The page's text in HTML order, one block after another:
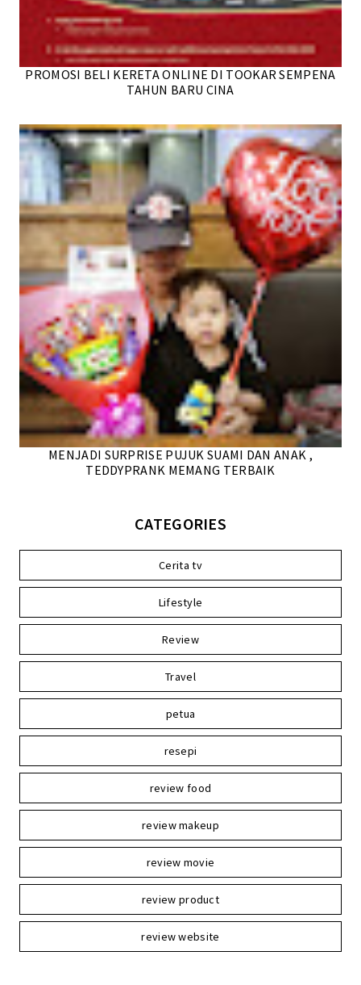
PROMOSI BELI KERETA ONLINE DI TOOKAR SEMPENA
TAHUN BARU CINA
MENJADI SURPRISE PUJUK SUAMI DAN ANAK ,
TEDDYPRANK MEMANG TERBAIK
CATEGORIES
Cerita tv
Lifestyle
Review
Travel
petua
resepi
review food
review makeup
review movie
review product
review website